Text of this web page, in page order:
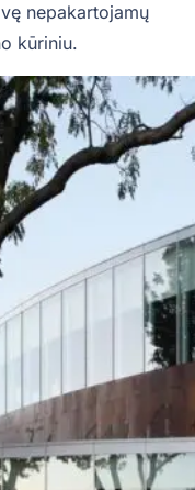
nepakartojamų
kūriniu.